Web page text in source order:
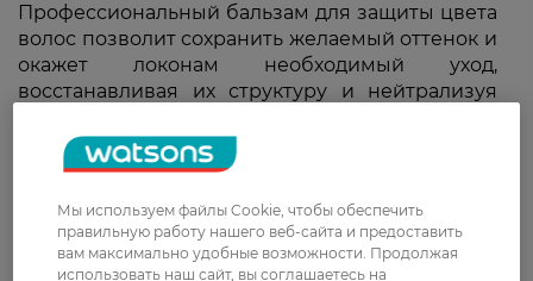
Профессиональный бальзам для защиты цвета
волос позволит сохранить желаемый оттенок и
окажет локонам необходимый уход,
восстанавливая их структуру и нейтрализуя
средств ваши пряди будут яркими,
ухоженными и увлажненными.
Мы используем файлы Cookie, чтобы обеспечить
правильную работу нашего веб-сайта и предоставить
вам максимально удобные возможности. Продолжая
использовать наш сайт, вы соглашаетесь на